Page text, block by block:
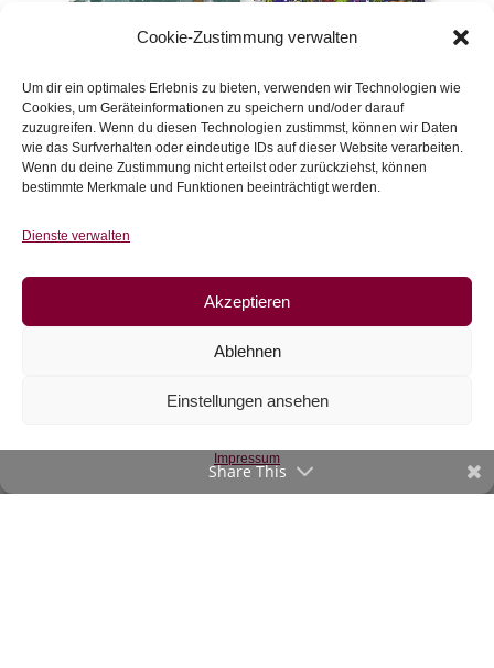
Cookie-Zustimmung verwalten
Um dir ein optimales Erlebnis zu bieten, verwenden wir Technologien wie
Cookies, um Geräteinformationen zu speichern und/oder darauf
zuzugreifen. Wenn du diesen Technologien zustimmst, können wir Daten
wie das Surfverhalten oder eindeutige IDs auf dieser Website verarbeiten.
Wenn du deine Zustimmung nicht erteilst oder zurückziehst, können
bestimmte Merkmale und Funktionen beeinträchtigt werden.
Dienste verwalten
Akzeptieren
Ablehnen
Einstellungen ansehen
Impressum
Jersey Schneekugel
inkl. 20 % MwSt.
Zur Wunschliste
Jersey Graffiti (FvJ)
inkl. 20 % MwSt.
Zur Wunschliste
lycklig design
Share This